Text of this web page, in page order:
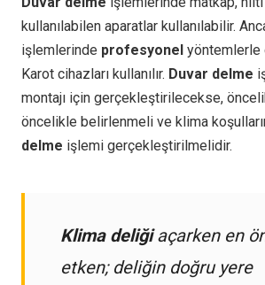
kullanılabilen aparatlar kullanılabilir.
işlemlerinde profesyonel yöntemlerle
Karot cihazları kullanılır. Duvar delme
montajı için gerçekleştirilecekse,
öncelikle belirlenmeli ve klima
delme işlemi gerçekleştirilmelidir.
Klima deliğiaçarken en
etken; deliğin doğru yere